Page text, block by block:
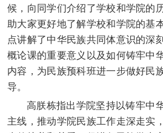
候，向同学们介绍了学校和学院的
助大家更好地了解学校和学院的基
点讲解了中华民族共同体意识的深
概论课的重要意义以及如何铸牢中
内容，为民族预科班进一步做好民
导。
高朕栋指出学院坚持以铸牢中
主线，推动学院民族工作走深走实